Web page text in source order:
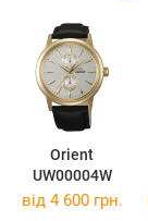
Orient
UW00004W
від 4 600 грн.